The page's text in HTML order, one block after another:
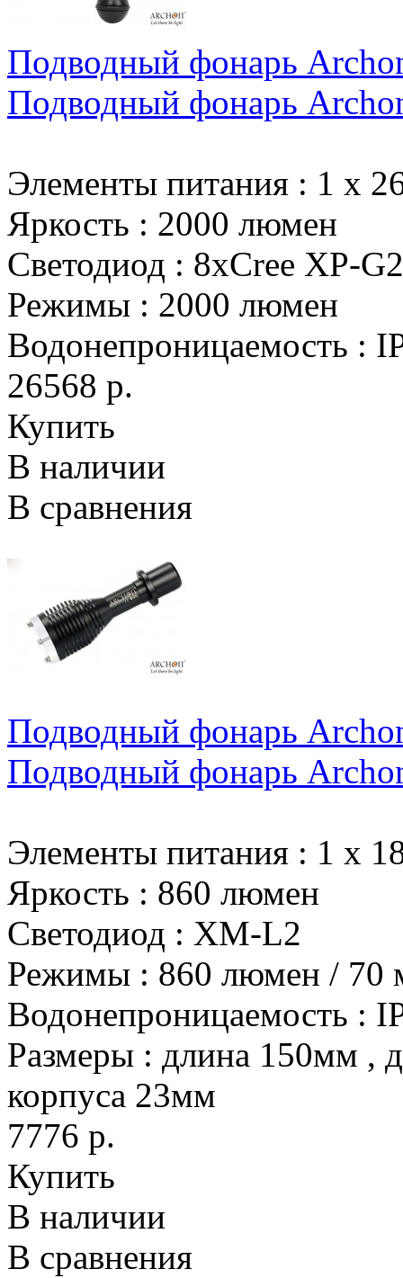
Подводный фонарь
Подводный фонарь
Элементы питания : 1 х
Яркость : 2000 люмен
Светодиод : 8xCree XP-G2
Режимы : 2000 люмен
Водонепроницаемость :
26568 р.
Купить
В наличии
В сравнения
Подводный фонарь
Подводный фонарь
Элементы питания : 1 х
Яркость : 860 люмен
Светодиод : XM-L2
Режимы : 860 люмен / 70
Водонепроницаемость :
Размеры : длина 150мм ,
корпуса 23мм
7776 р.
Купить
В наличии
В сравнения